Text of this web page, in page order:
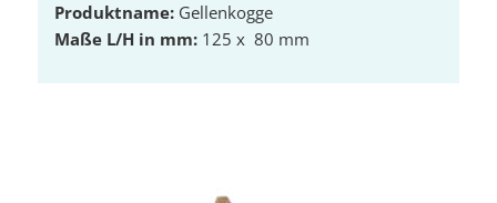
Produktname:Gellenkogge
Maße L/H in mm:125 x 80 mm